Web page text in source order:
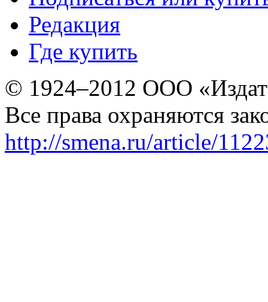
Редакция
Где купить
© 1924–2012 ООО
Все права охраняются
http://smena.ru/article/